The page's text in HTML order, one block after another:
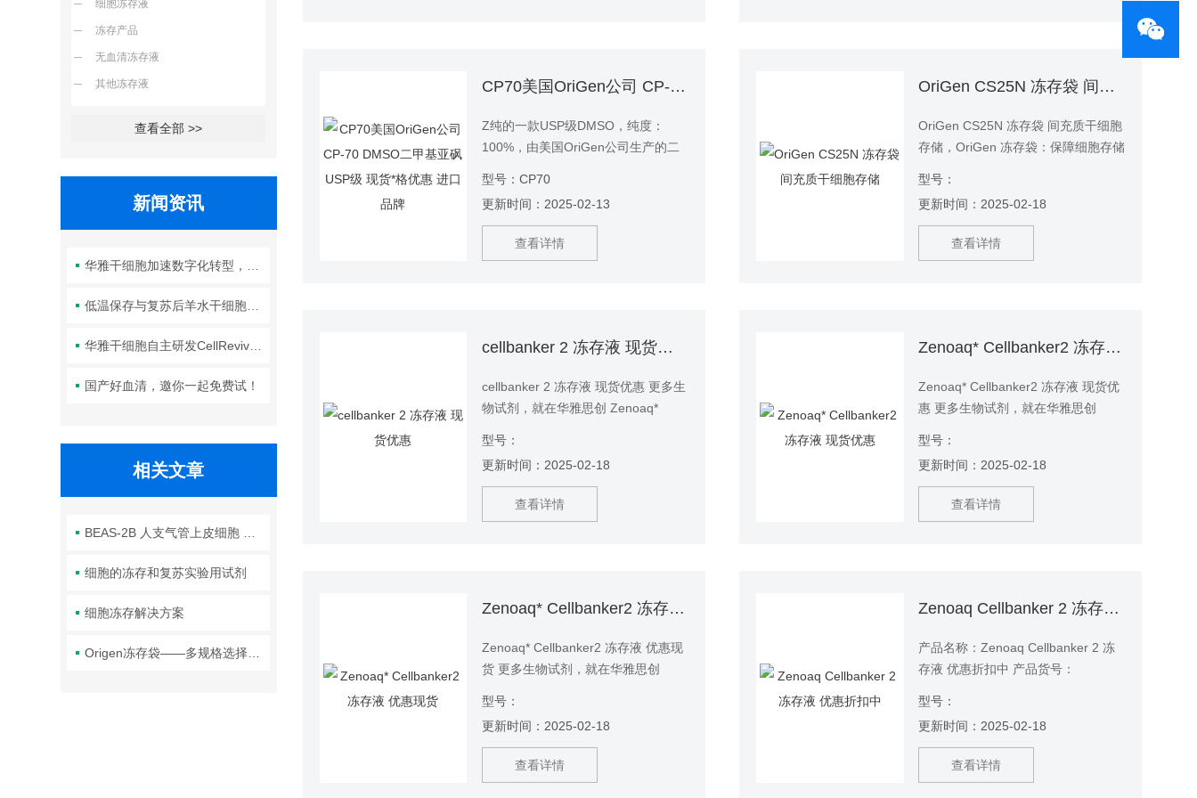
细胞冻存液
冻存产品
无血清冻存液
其他冻存液
查看全部 >>
新闻资讯
低温保存与复苏后羊水干细胞培养基的选择要点：维持细胞活性的关键因素
华雅干细胞自主研发CellRevive Supplement细胞急救万能添加剂正式开售
国产好血清，邀你一起免费试！
相关文章
细胞的冻存和复苏实验用试剂
细胞冻存解决方案
CP70美国OriGen公司 CP-70 DMSO二甲基亚砜USP级 现货*格优惠 进口品牌
Z纯的一款USP级DMSO，纯度：
100%，由美国OriGen公司生产的二
胞冻存、干细胞冻存等。
型号：CP70
更新时间：2025-02-13
查看详情
OriGen CS25N 冻存袋 间充质干细胞存储
OriGen CS25N 冻存袋 间充质干细胞
存储，OriGen 冻存袋：保障细胞存储
CS25N 冻存袋 产品货号：CS25N 买
试剂，找华雅，更多生物试剂，就在
型号：
更新时间：2025-02-18
查看详情
cellbanker 2 冻存液 现货优惠
cellbanker 2 冻存液 现货优惠 更多生
物试剂，就在华雅思创 Zenoaq*
Cellbanker2 冻存液 Cellbanker2 冻
存液 Cellbanker2 冻存液 更多生物试
型号：
更新时间：2025-02-18
查看详情
Zenoaq* Cellbanker2 冻存液 现货优惠
Zenoaq* Cellbanker2 冻存液 现货优
惠 更多生物试剂，就在华雅思创
货 Cellbanker2 冻存液 Cellbanker2
冻存液 Cellbanker2 冻存液 更多生物
型号：
更新时间：2025-02-18
查看详情
Zenoaq* Cellbanker2 冻存液 优惠现货
Zenoaq* Cellbanker2 冻存液 优惠现
货 更多生物试剂，就在华雅思创
型号：
更新时间：2025-02-18
查看详情
Zenoaq Cellbanker 2 冻存液 优惠折扣中
产品名称：Zenoaq Cellbanker 2 冻
存液 优惠折扣中 产品货号：
规格：20mL/瓶； 100mL/瓶 买试
剂，找华雅！ 生物试剂专业供应商
Cellbanker 2 冻存液 现货折扣中
型号：
更新时间：2025-02-18
查看详情